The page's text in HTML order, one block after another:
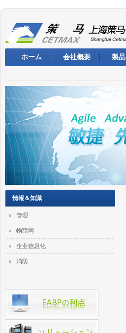
ホーム 会社概要 製品
情報＆知識
管理
物联网
企业信息化
消防